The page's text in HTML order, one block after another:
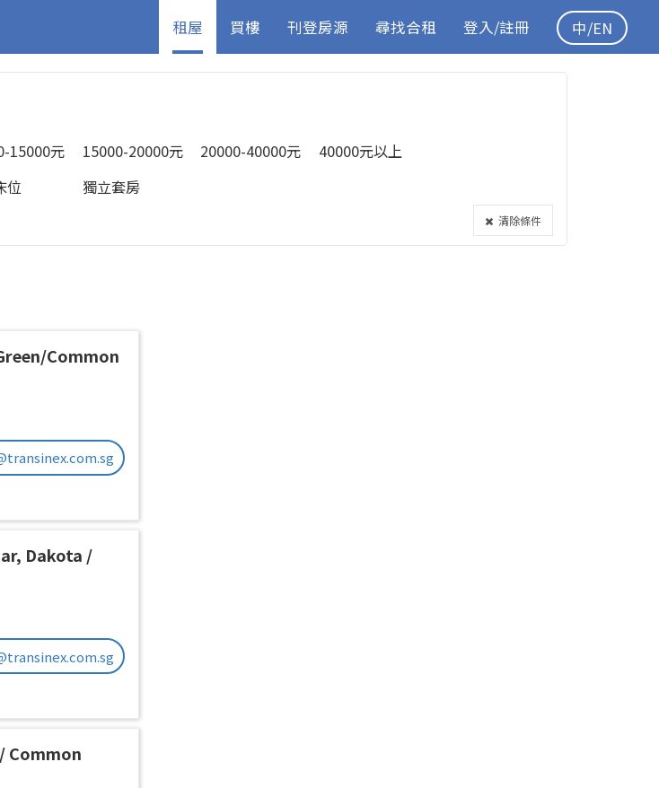
租屋 買樓 刊登房源 尋找合租 登入/註冊 中/EN
15000元 15000-20000元 20000-40000元 40000元以上
位 獨立套房
清除條件
Common
Dakota /
2
Common
Sept 2